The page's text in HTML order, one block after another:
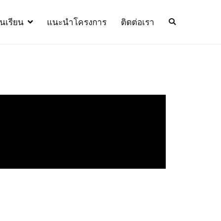
เรียน แนะนำโครงการ ติดต่อเรา